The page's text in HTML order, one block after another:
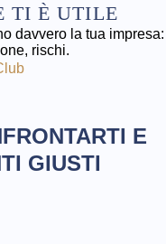
TI È UTILE
davvero la tua impresa:
rischi.
E
GIUSTI